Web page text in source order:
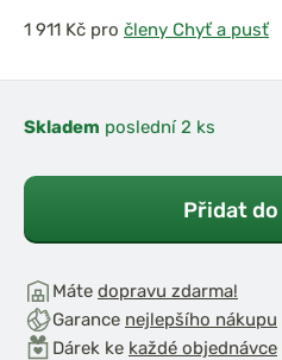
pro členy Chyť a pusť
Skladem poslední 2 ks
Přidat
Máte dopravu zdarma!
Garance nejlepšího nákupu
Dárek ke každé objednávce